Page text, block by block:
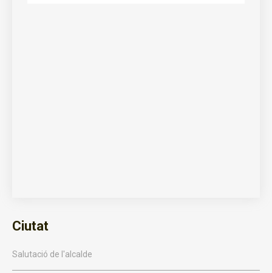
Ciutat
Salutació de l'alcalde